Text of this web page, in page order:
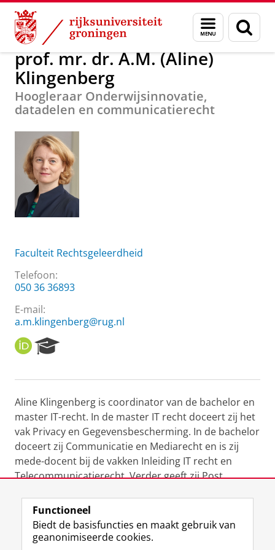
Skip
Content
Skip
Navigation
Menu
en
zoeken
prof. mr. dr. A.M. (Aline) Klingenberg
prof. mr. dr. A.M. (Aline)
Klingenberg
Hoogleraar Onderwijsinnovatie,
datadelen en communicatierecht
Faculteit Rechtsgeleerdheid
Telefoon:
050 36 36893
E-mail:
a.m.klingenberg@rug.nl
O
R
I
e
r
c
h
P
o
r
t
l
Aline Klingenberg is coordinator van de bachelor en
master IT-recht. In de master IT recht doceert zij het
vak Privacy en Gegevensbescherming. In de bachelor
doceert zij Communicatie en Mediarecht en is zij
mede-docent bij de vakken Inleiding IT recht en
Telecommunicatierecht. Verder geeft zij Post
Laatst gewijzigd: 25 juni 2022 12:33
Functioneel
Biedt de basisfuncties en maakt gebruik van
geanonimiseerde cookies.